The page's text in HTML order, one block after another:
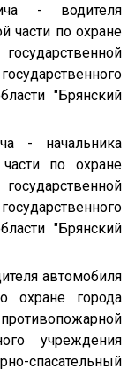
- водителя
части по охране
"Брянский
- начальника
по охране
"Брянский
автомобиля
охране города
учреждения
спасательный